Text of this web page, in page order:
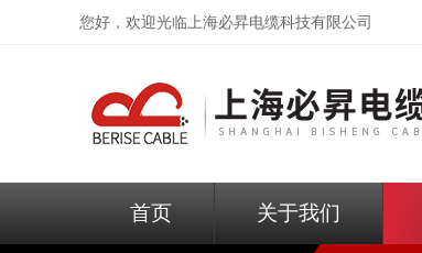
您好，欢迎光临上海必昇电缆科技有限公司
首页 关于我们